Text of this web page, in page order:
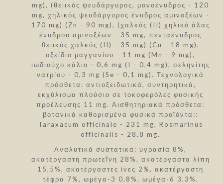
mg), (θειικός ψευδάργυρος, μονοένυδρος - 120
mg, χηλικός ψευδάργυρος ένυδρος αμινοξέων -
170 mg) (Zn - 90 mg), (χαλκός (II) χηλικό άλας
ένυδρου αμινοξέων - 35 mg, πενταένυδρος
θειικός χαλκός (II) - 35 mg) (Cu - 18 mg),
οξείδιο μαγγανίου - 11 mg (Mn - 9 mg),
ιωδιούχο κάλιο - 0,6 mg (I - 0,4 mg), σεληνίτης
νατρίου - 0,3 mg (Se - 0,1 mg). Τεχνολογικά
πρόσθετα: αντιοξειδωτικά, συντηρητικά,
εκχύλισμα πλούσιο σε τοκοφερόλες φυσικής
προέλευσης 11 mg. Αισθητηριακά πρόσθετα:
βοτανικά καθορισμένα φυσικά προϊόντα::
Taraxacum officinale - 231 mg, Rosmarinus
officinalis - 28,8 mg.
Αναλυτικά συστατικά: υγρασία 8%,
ακατέργαστη πρωτεΐνη 28%, ακατέργαστα λίπη
15,5%, ακατέργαστες ίνες 2%, ακατέργαστη
τέφρα 7%, ωμέγα-3 0,8%, ωμέγα-6 3,3%,